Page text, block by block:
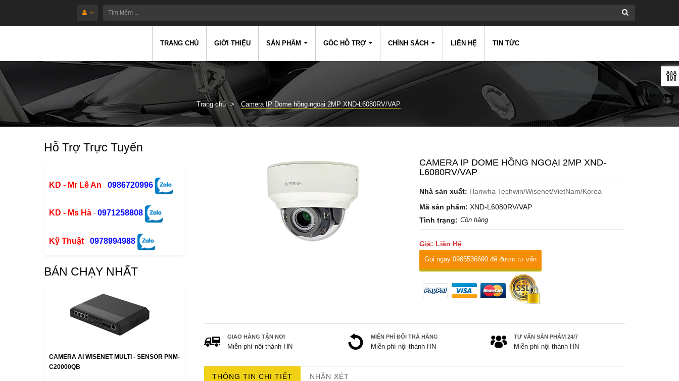
TRANG CHỦ GIỚI THIỆU SẢN PHẨM GÓC HỖ TRỢ CHÍNH SÁCH LIÊN HỆ TIN TỨC
Trang chủ Camera IP Dome hồng ngoại 2MP XND-L6080RV/VAP
Hỗ Trợ Trực Tuyến
KD - Mr Lê An - 0986720996
KD - Ms Hà - 0971258808
Kỹ Thuật - 0978994988
BÁN CHẠY NHẤT
CAMERA AI WISENET MULTI - SENSOR PNM-
C20000QB
CAMERA IP DOME HỒNG NGOẠI 2MP XND-
L6080RV/VAP
Nhà sản xuất: Hanwha Techwin/Wisenet/VietNam/Korea
Mã sản phẩm: XND-L6080RV/VAP
Tình trạng: Còn hàng
Giá: Liên Hệ
Gọi ngay 0985536690 để được tư vấn
GIAO HÀNG TẬN NƠI
Miễn phí nội thành HN
MIẾN PHÍ ĐỔI TRẢ HÀNG
Miễn phí nội thành HN
TƯ VẤN SẢN PHẨM 24/7
Miễn phí nội thành HN
THÔNG TIN CHI TIẾT NHẬN XÉT